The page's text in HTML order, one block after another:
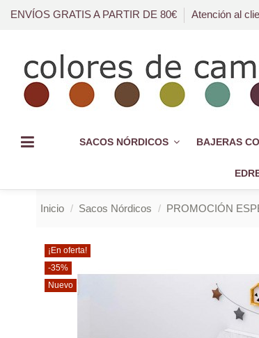
ENVÍOS GRATIS A PARTIR DE 80€ Atención al
SACOS NÓRDICOS BAJERAS
Inicio Sacos Nórdicos PROMOCIÓN
¡En oferta!
-35%
Nuevo